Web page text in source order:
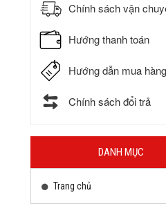
Chính sách vận
Hướng thanh toán
Hướng dẫn mua hàng
Chính sách đổi trả
DANH MỤC
Trang chủ